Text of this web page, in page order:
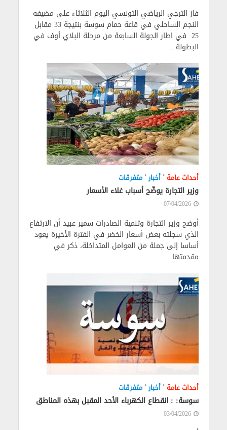
فاز الترجي الرياضي التونسي اليوم الثلاثاء على مضيفه
النجم الساحلي في قاعة حمام سوسة بنتيجة 33 مقابل
25 في اطار الجولة السابعة من مرحلة البلاي أوف في
البطولة...
أحداث عامة • أخبار• متفرقات
وزير التجارة يوضّح أسباب غلاء الأسعار
07/04/2026
أوضح وزير التجارة وتنمية الصادرات سمير عبيد أن الارتفاع
الذي سجلته بعض أسعار الخضر في الفترة الأخيرة يعود
أساسا إلى جملة من العوامل المتداخلة، ذكر في
مقدمتها...
أحداث عامة • أخبار• متفرقات
سوسة: : انقطاع الكهرباء الأحد المقبل بهذه المناطق
03/04/2026